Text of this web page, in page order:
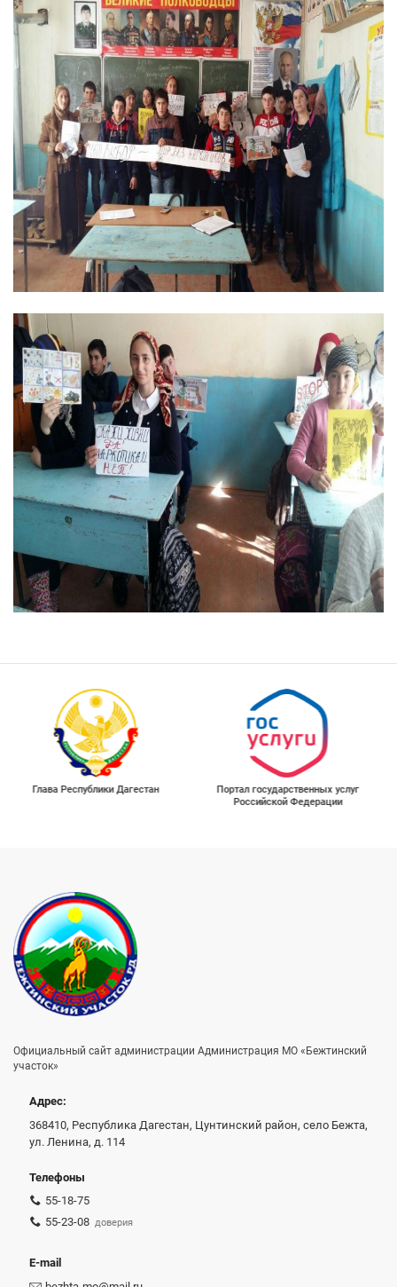
Глава Республики Дагестан
Портал государственных услуг
Российской Федерации
Официальный сайт администрации Администрация МО «Бежтинский
участок»
Адрес:
368410, Республика Дагестан, Цунтинский район, село Бежта,
ул. Ленина, д. 114
Телефоны
55-18-75
55-23-08 доверия
E-mail